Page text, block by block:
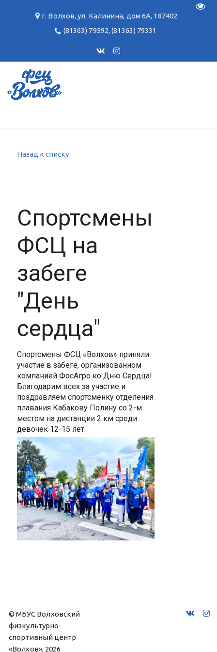
г. Волхов,ул. Калинина, дом 6А, 187402
(81363) 79592,(81363) 79331
Назад к списку
Спортсмены
ФСЦ на
забеге
"День
сердца"
Спортсмены ФСЦ «Волхов» приняли
участие в забеге, организованном
компанией ФосАгро ко Дню Сердца!
Благодарим всех за участие и
поздравляем спортсменку отделения
плавания Кабакову Полину со 2-м
местом на дистанции 2 км среди
девочек 12-15 лет.
© МБУС Волховский
физкультурно-
спортивный центр
«Волхов», 2026